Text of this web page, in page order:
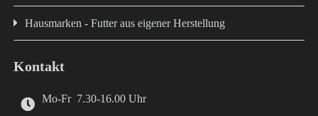
Hausmarken - Futter aus eigener Herstellung
Kontakt
Mo-Fr 7.30-16.00 Uhr